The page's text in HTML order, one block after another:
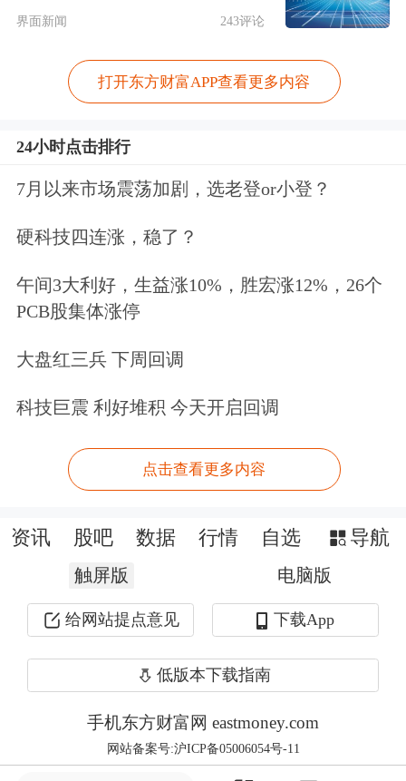
公告还提出，通知第三条中的零售环节
销售额，是指纳税人向购买方收取的与
购车行为相关的全部价款和价外费用，
包括以精品、配饰和服务等名义收取的
价款。
2016年，财政部、税务总局发布通知，
确，征收范围为每辆零售价格130万元
车子税目中的超豪华小汽车。对超豪华
小汽车，在生产（进口）环节按现行税
率征收消费税基础上，在零售环节加征
消费税，税率为10%。
中国社会科学院财经战略研究院财政研
究室主任何代欣表示，近年来，随着生
产的规模扩张和工艺进步，豪华汽车的
售价总体有所下降，此次将原有的征税
标准调整为零售价格90万元及以上，是
根据目前的豪华汽车销售情况和征税范
界面新闻 243评论
打开东方财富APP查看更多内容
24小时点击排行
7月以来市场震荡加剧，选老登or小登？
硬科技四连涨，稳了？
午间3大利好，生益涨10%，胜宏涨12%，26个
PCB股集体涨停
大盘红三兵 下周回调
科技巨震 利好堆积 今天开启回调
点击查看更多内容
资讯 股吧 数据 行情 自选 导航
触屏版 电脑版
给网站提点意见 下载App
低版本下载指南
手机东方财富网 eastmoney.com
网站备案号:沪ICP备05006054号-11